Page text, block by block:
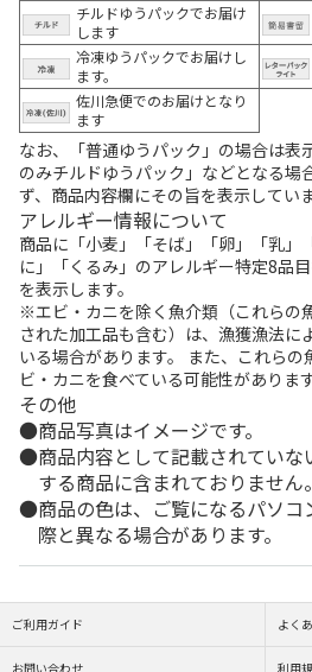
チルドゆうパックでお届け
します
冷凍ゆうパックでお届けし
ます。
佐川急便でのお届けとなり
ます
なお、「普通ゆうパック」の場合は表
のみチルドゆうパック」などとなる場
ず、商品内容欄にその旨を表示していま
アレルギー情報について
商品に「小麦」「そば」「卵」「乳」
に」「くるみ」のアレルギー特定8品
を表示します。
※エビ・カニを除く魚介類（これらの
された加工品も含む）は、漁獲漁法に
いる場合があります。 また、これら
ビ・カニを食べている可能性があります
その他
商品写真はイメージです。
商品内容として記載されてい
する商品に含まれておりません。
商品の色は、ご覧になるパソ
際と異なる場合があります。
ご利用ガイド よく
お問い合わせ 利用